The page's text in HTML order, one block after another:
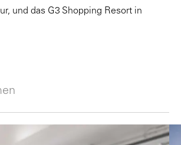
und das G3 Shopping Resort in